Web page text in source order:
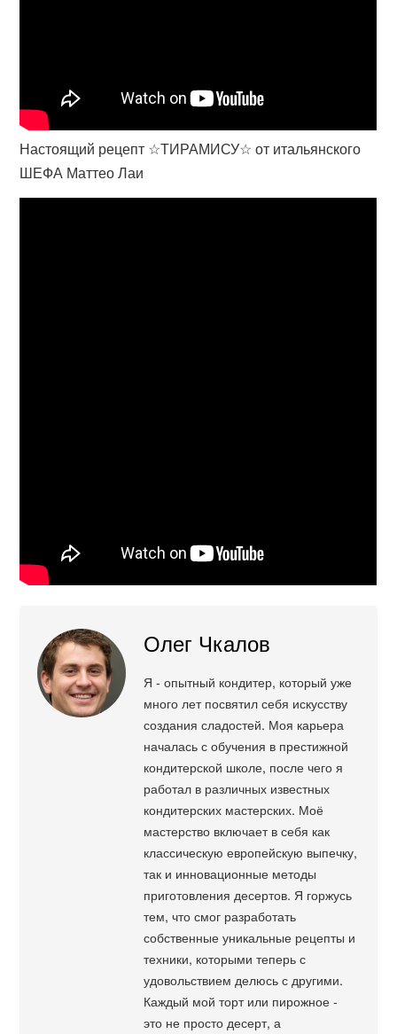
Настоящий рецепт ☆ТИРАМИСУ☆ от итальянского
ШЕФА Маттео Лаи
Олег Чкалов
Я - опытный кондитер, который уже
много лет посвятил себя искусству
создания сладостей. Моя карьера
началась с обучения в престижной
кондитерской школе, после чего я
работал в различных известных
кондитерских мастерских. Моё
мастерство включает в себя как
классическую европейскую выпечку,
так и инновационные методы
приготовления десертов. Я горжусь
тем, что смог разработать
собственные уникальные рецепты и
техники, которыми теперь с
удовольствием делюсь с другими.
Каждый мой торт или пирожное -
это не просто десерт, а